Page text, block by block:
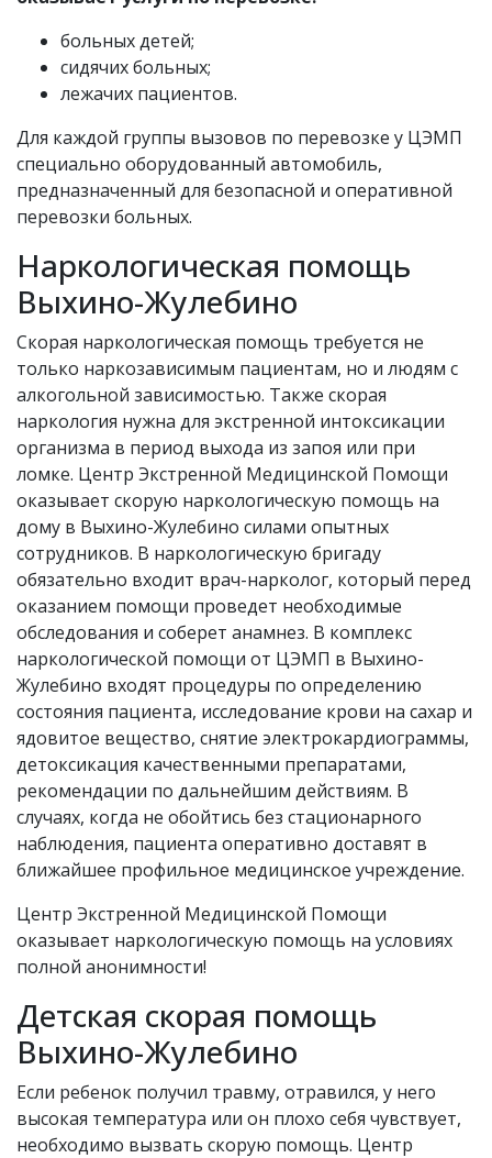
больных детей;
сидячих больных;
лежачих пациентов.
Для каждой группы вызовов по перевозке у ЦЭМП
специально оборудованный автомобиль,
предназначенный для безопасной и оперативной
перевозки больных.
Наркологическая помощь
Выхино-Жулебино
Скорая наркологическая помощь требуется не
только наркозависимым пациентам, но и людям с
алкогольной зависимостью. Также скорая
наркология нужна для экстренной интоксикации
организма в период выхода из запоя или при
ломке. Центр Экстренной Медицинской Помощи
оказывает скорую наркологическую помощь на
дому в Выхино-Жулебино силами опытных
сотрудников. В наркологическую бригаду
обязательно входит врач-нарколог, который перед
оказанием помощи проведет необходимые
обследования и соберет анамнез. В комплекс
наркологической помощи от ЦЭМП в Выхино-
Жулебино входят процедуры по определению
состояния пациента, исследование крови на сахар и
ядовитое вещество, снятие электрокардиограммы,
детоксикация качественными препаратами,
рекомендации по дальнейшим действиям. В
случаях, когда не обойтись без стационарного
наблюдения, пациента оперативно доставят в
ближайшее профильное медицинское учреждение.
Центр Экстренной Медицинской Помощи
оказывает наркологическую помощь на условиях
полной анонимности!
Детская скорая помощь
Выхино-Жулебино
Если ребенок получил травму, отравился, у него
высокая температура или он плохо себя чувствует,
необходимо вызвать скорую помощь. Центр